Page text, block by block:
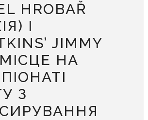
HROBAŘ
І
JIMMY
НА
З